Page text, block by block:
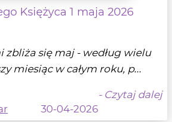
Księżyca 1 maja 2026
się maj - według wielu
miesiąc w całym roku, p...
- Czytaj dalej
30-04-2026